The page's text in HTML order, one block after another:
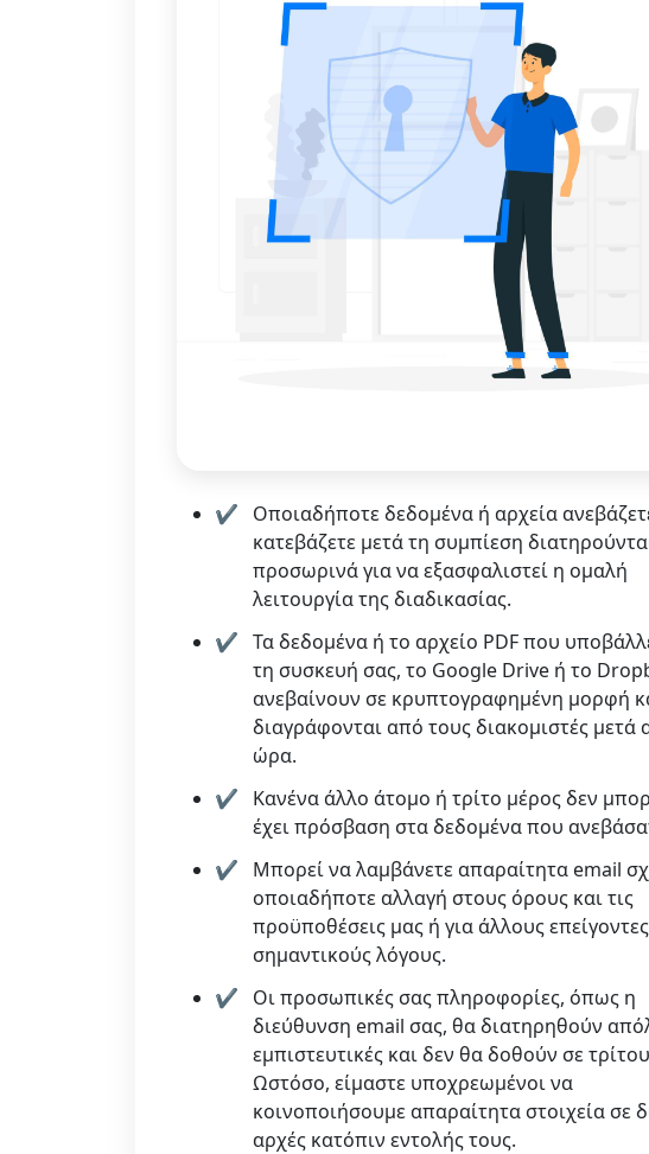
Οποιαδήποτε δεδομένα ή αρχεία
κατεβάζετε μετά τη συμπίεση
προσωρινά για να εξασφαλιστεί η ομαλή
λειτουργία της διαδικασίας.
Τα δεδομένα ή το αρχείο PDF που
τη συσκευή σας, το Google Drive ή το
ανεβαίνουν σε κρυπτογραφημένη μορφή
διαγράφονται από τους διακομιστές μετά
ώρα.
Κανένα άλλο άτομο ή τρίτο μέρος δεν
έχει πρόσβαση στα δεδομένα που
Μπορεί να λαμβάνετε απαραίτητα email
οποιαδήποτε αλλαγή στους όρους και τις
προϋποθέσεις μας ή για άλλους
σημαντικούς λόγους.
Οι προσωπικές σας πληροφορίες, όπως η
διεύθυνση email σας, θα διατηρηθούν
εμπιστευτικές και δεν θα δοθούν σε
Ωστόσο, είμαστε υποχρεωμένοι να
κοινοποιήσουμε απαραίτητα στοιχεία σε
αρχές κατόπιν εντολής τους.